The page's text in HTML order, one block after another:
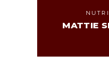
MATTIE